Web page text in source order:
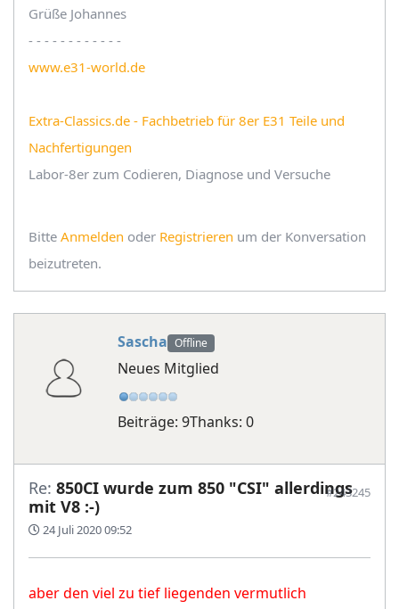
Grüße Johannes
- - - - - - - - - - - -
www.e31-world.de
Extra-Classics.de - Fachbetrieb für 8er E31 Teile und
Nachfertigungen
Labor-8er zum Codieren, Diagnose und Versuche
Bitte Anmelden oder Registrieren um der Konversation
beizutreten.
Sascha Offline
Neues Mitglied
Beiträge: 9Thanks: 0
Re: 850CI wurde zum 850 "CSI" allerdings
mit V8 :-)
24 Juli 2020 09:52
#243245
aber den viel zu tief liegenden vermutlich